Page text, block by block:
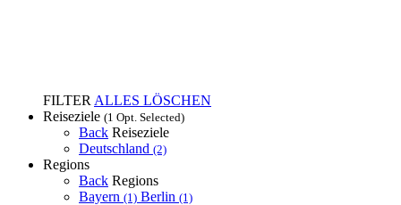
FILTER ALLES LÖSCHEN
Reiseziele (1 Opt. Selected)
Back Reiseziele
Deutschland (2)
Regions
Back Regions
Bayern (1) Berlin (1)